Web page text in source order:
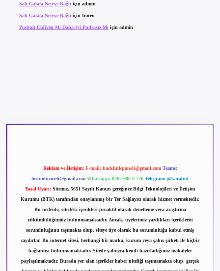
Salt Galata Nereye Bağlıiçin admin
Salt Galata Nereye Bağlı için İmren
Pudralı Eldiven Mi Daha Iyi Pudrasız Mı için admin
Reklam ve İletişim: E-mail: backlinkpaneli@gmail.com Teams:
forumhizmeti@gmail.com Whatsapp: 0262 606 0 726 Telegram: @karabul
Yasal Uyarı: Sitemiz, 5651 Sayılı Kanun gereğince Bilgi Teknolojileri ve İletişim
Kurumu (BTK) tarafından onaylanmış bir Yer Sağlayıcı olarak hizmet vermektedir.
Bu nedenle, sitedeki içerikleri proaktif olarak denetleme veya araştırma
yükümlülüğümüz bulunmamaktadır. Ancak, üyelerimiz yazdıkları içeriklerin
sorumluluğunu taşımakta olup, siteye üye olarak bu sorumluluğu kabul etmiş
sayılırlar. Bu internet sitesi, herhangi bir marka, kurum veya şahıs şirketi ile hiçbir
bağlantısı bulunmamaktadır. Sitede yalnızca kendi hazırladığımız makaleler
paylaşılmaktadır. Burada yer alan içerikler haber niteliği taşımamakta olup, gerçek